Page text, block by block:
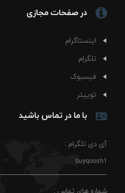
در صفحات مجازی
اینستاگرام
تلگرام
فیسبوک
توییتر
با ما در تماس باشید
آی دی تلگرام :
buyqoosh1
شماره های تماس :